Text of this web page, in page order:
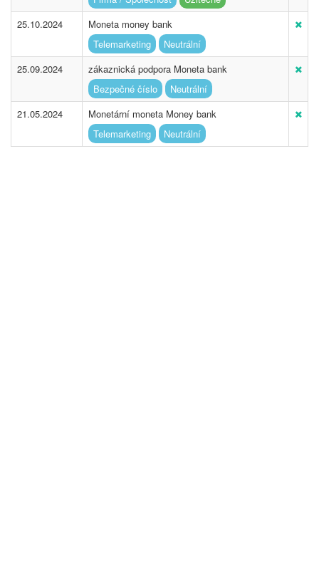
25.10.2024
Moneta money bank
Telemarketing
Neutrální
25.09.2024
zákaznická podpora Moneta bank
Bezpečné číslo
Neutrální
21.05.2024
Monetární moneta Money bank
Telemarketing
Neutrální